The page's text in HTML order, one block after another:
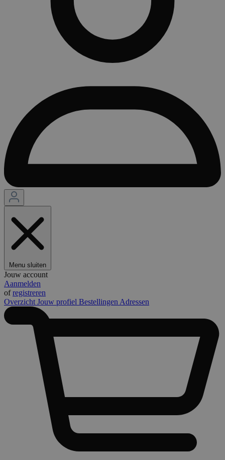
Menu sluiten
Jouw account
Aanmelden
ofregistreren
Overzicht Jouw profiel Bestellingen Adressen